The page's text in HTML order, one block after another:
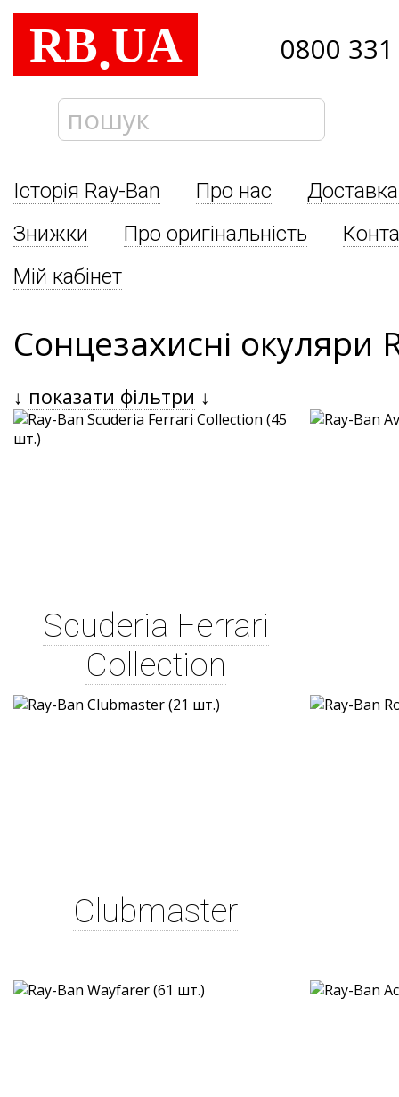
RB.UA 0800
Історія Ray-Ban Про нас
Знижки
Про оригінальність
Мій кабінет
Сонцезахисні окуляри
↓ показати фільтри ↓
Scuderia Ferrari
Collection
Clubmaster